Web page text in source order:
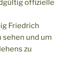
offizielle
Friedrich
sehen und um
zu